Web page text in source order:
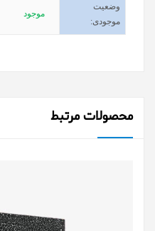
وضعیت
موجودی:
موجود
محصولات مرتبط